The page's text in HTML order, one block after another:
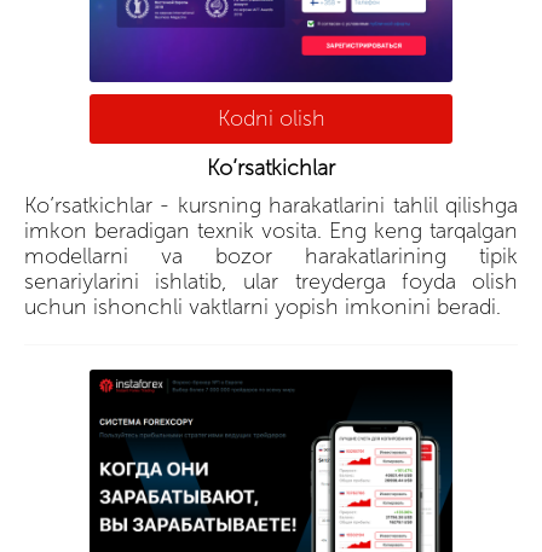
Kodni olish
Ko’rsatkichlar
Ko’rsatkichlar - kursning harakatlarini tahlil qilishga
imkon beradigan texnik vosita. Eng keng tarqalgan
modellarni va bozor harakatlarining tipik
senariylarini ishlatib, ular treyderga foyda olish
uchun ishonchli vaktlarni yopish imkonini beradi.